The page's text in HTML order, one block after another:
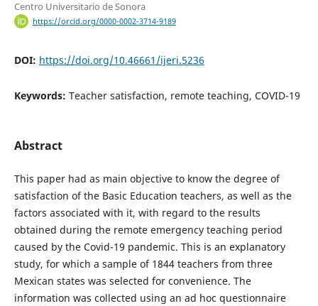
Centro Universitario de Sonora
https://orcid.org/0000-0002-3714-9189
DOI: https://doi.org/10.46661/ijeri.5236
Keywords: Teacher satisfaction, remote teaching, COVID-19
Abstract
This paper had as main objective to know the degree of
satisfaction of the Basic Education teachers, as well as the
factors associated with it, with regard to the results
obtained during the remote emergency teaching period
caused by the Covid-19 pandemic. This is an explanatory
study, for which a sample of 1844 teachers from three
Mexican states was selected for convenience. The
information was collected using an ad hoc questionnaire